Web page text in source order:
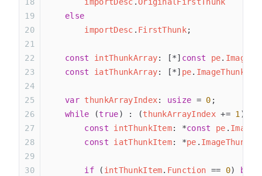
    else
        importDesc
. FirstThunk;
    const
intThunkArray: [*] const pe.
    const
iatThunkArray: [*] pe.
    var
thunkArrayIndex: usize = 0 ;
    while
(true) : (thunkArrayIndex += 1 ) {
        const
intThunkItem: *const pe .
        const
iatThunkItem: *pe .
        if
( intThunkItem. Function == 0)